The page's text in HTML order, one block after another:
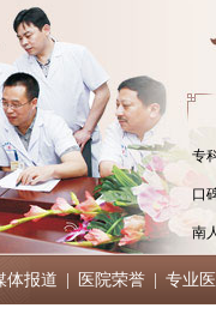
专
口
南
体报道 医院荣誉 专业